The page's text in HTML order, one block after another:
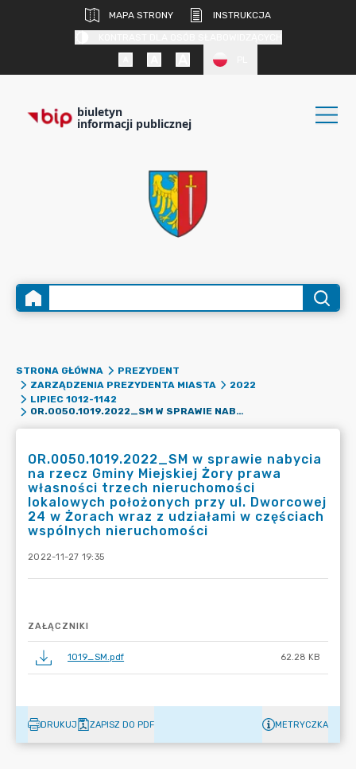
MAPA STRONY
INSTRUKCJA
biuletyn
informacji publicznej
STRONA GŁÓWNA
PREZYDENT
ZARZĄDZENIA PREZYDENTA MIASTA
2022
LIPIEC 1012-1142
OR.0050.1019.2022_SM W SPRAWIE NABYCIA NA RZECZ GMINY MIEJSKIEJ ŻORY PRAWA WŁASNOŚCI TRZECH NIERUCHOMOŚCI LOKALOWYCH POŁOŻONYCH PRZY UL. DWORCOWEJ 24 W ŻORACH WRAZ Z UDZIAŁAMI W CZĘŚCIACH WSPÓLNYCH NIERUCHOMOŚCI
OR.0050.1019.2022_SM w sprawie nabycia
na rzecz Gminy Miejskiej Żory prawa
własności trzech nieruchomości
lokalowych położonych przy ul. Dworcowej
24 w Żorach wraz z udziałami w częściach
wspólnych nieruchomości
2022-11-27 19:35
ZAŁĄCZNIKI
1019_SM.pdf 62.28 KB
DRUKUJ ZAPISZ DO PDF METRYCZKA